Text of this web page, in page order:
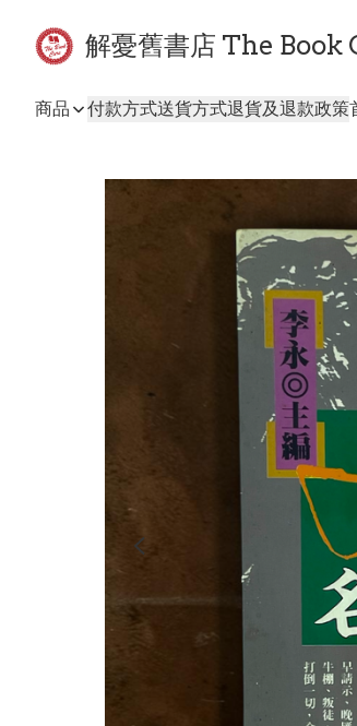
解憂舊書店 The Book
商品 付款方式送貨方式退貨及退款政策